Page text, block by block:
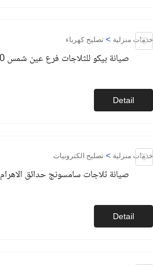
خدمات منزلية > تصليح كهرباء
صيانة بيكو للثلاجات فرع عين شمس 01154008110
Detail
خدمات منزلية > تصليح الكترونيات
صيانة ثلاجات سامسونج حدائق الاهرام 01093055835
Detail